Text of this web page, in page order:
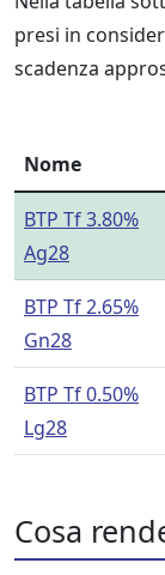
presi in
scadenza
Nome
BTP Tf 3.80%
Ag28
BTP Tf 2.65%
Gn28
BTP Tf 0.50%
Lg28
Cosa